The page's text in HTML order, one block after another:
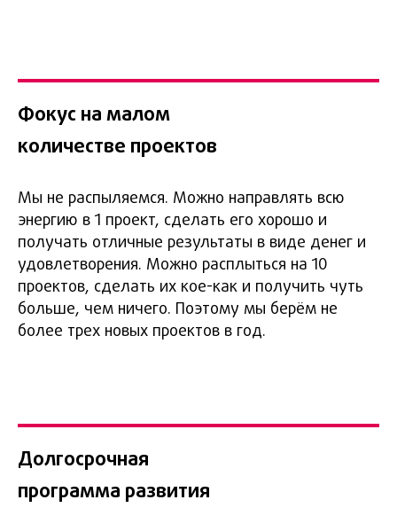
Фокус на малом
количестве проектов
Мы не распыляемся. Можно направлять всю
энергию в 1 проект, сделать его хорошо и
получать отличные результаты в виде денег и
удовлетворения. Можно расплыться на 10
проектов, сделать их кое-как и получить чуть
больше, чем ничего. Поэтому мы берём не
более трех новых проектов в год.
Долгосрочная
программа развития
2022
ОБРАЗОВАНИЕ MBA
В МАРКЕТИНГЕ*
совместить управленческие
маркетолога. Я научился